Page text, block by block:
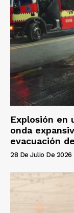
Explosión en
onda
evacuación
28 De Julio De 2026